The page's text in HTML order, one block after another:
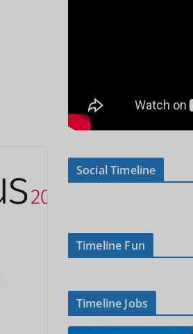
Social Timeline
Timeline Fun
Timeline Jobs